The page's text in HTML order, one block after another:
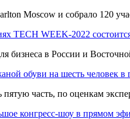
Moscow и собрало 120
бизнеса в России и
часть, по оценкам
конгресс-шоу в прямом